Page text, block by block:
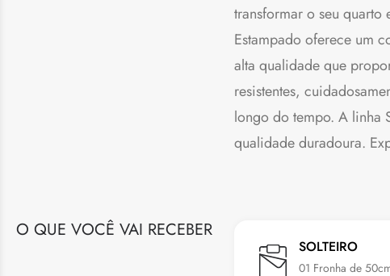
transformar o seu
Estampado oferece um
alta qualidade que
resistentes,
longo do tempo. A linha
qualidade duradoura.
O QUE VOCÊ VAI RECEBER
SOLTEIRO
01 Fronha de